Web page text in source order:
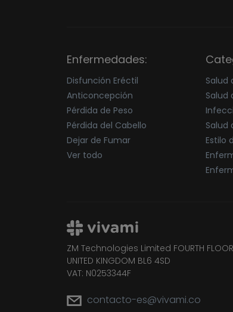
Enfermedades:
Disfunción Eréctil
Anticoncepción
Pérdida de Peso
Pérdida del Cabello
Dejar de Fumar
Ver todo
Salud
Salud
Salud
Estilo
ZM Technologies Limited FOURTH FLOOR
UNITED KINGDOM BL6 4SD
VAT: N0253344F
contacto-es@vivami.co